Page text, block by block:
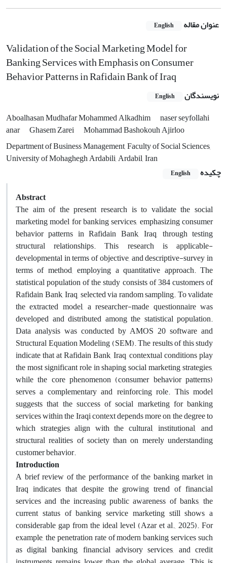
عنوان مقاله English
Validation of the Social Marketing Model for
Banking Services with Emphasis on Consumer
Behavior Patterns in Rafidain Bank of Iraq
نویسندگان English
Aboalhasan Mudhafar Mohammed Alkadhim
naser seyfollahi
anar Ghasem Zarei
Mohammad Bashokouh Ajirloo
Department of Business Management, Faculty of Social Sciences,
University of Mohaghegh Ardabili, Ardabil, Iran
چکیده
English
Abstract
The aim of the present research is to validate the social
marketing model for banking services, emphasizing consumer
behavior patterns in Rafidain Bank, Iraq, through testing
structural relationships. This research is applicable-
developmental in terms of objective, and descriptive-survey in
terms of method, employing a quantitative approach. The
statistical population of the study consists of 384 customers of
Rafidain Bank, Iraq, selected via random sampling. To validate
the extracted model, a researcher-made questionnaire was
developed and distributed among the statistical population.
Data analysis was conducted by AMOS 20 software and
Structural Equation Modeling (SEM). The results of this study
indicate that at Rafidain Bank, Iraq, contextual conditions play
the most significant role in shaping social marketing strategies,
while the core phenomenon (consumer behavior patterns)
serves a complementary and reinforcing role. This model
suggests that the success of social marketing for banking
services within the Iraqi context depends more on the degree to
which strategies align with the cultural, institutional, and
structural realities of society than on merely understanding
customer behavior.
Introduction
A brief review of the performance of the banking market in
Iraq indicates that despite the growing trend of financial
services and the increasing public awareness of banks, the
current status of banking service marketing still shows a
considerable gap from the ideal level (Azar et al., 2025). For
example, the penetration rate of modern banking services such
as digital banking, financial advisory services, and credit